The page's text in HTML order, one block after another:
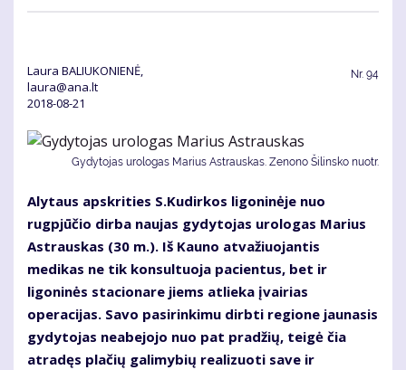
Laura BALIUKONIENĖ,
laura@ana.lt
2018-08-21
Nr. 94
Gydytojas urologas Marius Astrauskas. Zenono Šilinsko nuotr.
Alytaus apskrities S.Kudirkos ligoninėje nuo
rugpjūčio dirba naujas gydytojas urologas Marius
Astrauskas (30 m.). Iš Kauno atvažiuojantis
medikas ne tik konsultuoja pacientus, bet ir
ligoninės stacionare jiems atlieka įvairias
operacijas. Savo pasirinkimu dirbti regione jaunasis
gydytojas neabejojo nuo pat pradžių, teigė čia
atradęs plačių galimybių realizuoti save ir